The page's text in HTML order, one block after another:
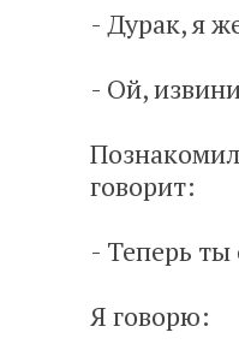
- Дурак, я
- Ой,
говорит:
- Теперь ты
Я говорю: